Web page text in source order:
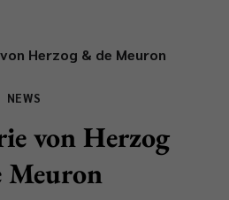
NEWS
von Herzog
Meuron